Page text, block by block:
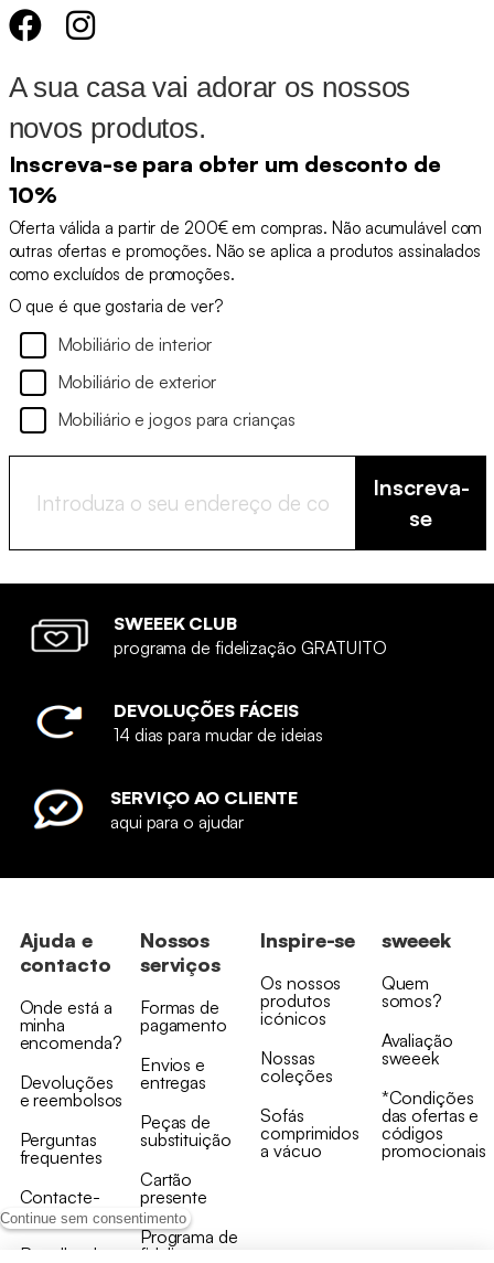
Continue sem consentimento
A sua casa vai adorar os nossos
novos produtos.
Inscreva-se para obter um desconto de
10%
Oferta válida a partir de 200€ em compras. Não acumulável com
outras ofertas e promoções. Não se aplica a produtos assinalados
como excluídos de promoções.
O que é que gostaria de ver?
Mobiliário de interior
Mobiliário de exterior
Mobiliário e jogos para crianças
Inscreva-
se
SWEEEK CLUB
programa de fidelização GRATUITO
DEVOLUÇÕES FÁCEIS
14 dias para mudar de ideias
SERVIÇO AO CLIENTE
aqui para o ajudar
Ajuda e
contacto
Onde está a
minha
encomenda?
Devoluções
e reembolsos
Perguntas
frequentes
Contacte-
nos
Recolha de
Nossos
serviços
Formas de
pagamento
Envios e
entregas
Peças de
substituição
Cartão
presente
Programa de
fidelizaçao
Inspire-se
Os nossos
produtos
icónicos
Nossas
coleções
Sofás
comprimidos
a vácuo
sweeek
Quem
somos?
Avaliação
sweeek
*Condições
das ofertas e
códigos
promocionais